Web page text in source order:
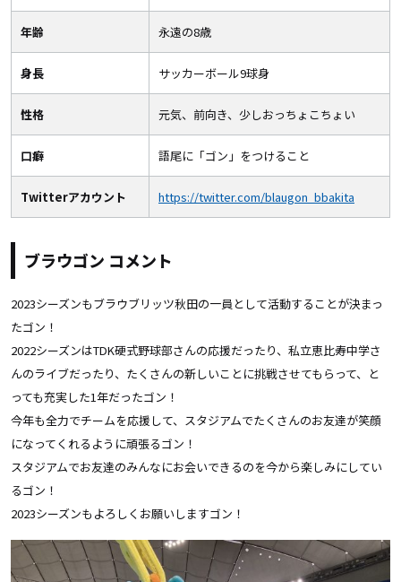
年齢 永遠の8歳
身長 サッカーボール9球身
性格 元気、前向き、少しおっちょこちょい
口癖 語尾に「ゴン」をつけること
Twitterアカウント https://twitter.com/blaugon_bbakita
ブラウゴン コメント
2023シーズンもブラウブリッツ秋田の一員として活動することが決まっ
たゴン！
2022シーズンはTDK硬式野球部さんの応援だったり、私立恵比寿中学さ
んのライブだったり、たくさんの新しいことに挑戦させてもらって、と
っても充実した1年だったゴン！
今年も全力でチームを応援して、スタジアムでたくさんのお友達が笑顔
になってくれるように頑張るゴン！
スタジアムでお友達のみんなにお会いできるのを今から楽しみにしてい
るゴン！
2023シーズンもよろしくお願いしますゴン！